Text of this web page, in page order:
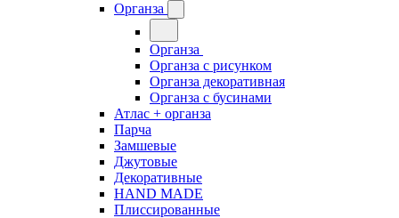
Органза
Органза
Органза с рисунком
Органза декоративная
Органза с бусинами
Атлас + органза
Парча
Замшевые
Джутовые
Декоративные
HAND MADE
Плиссированные